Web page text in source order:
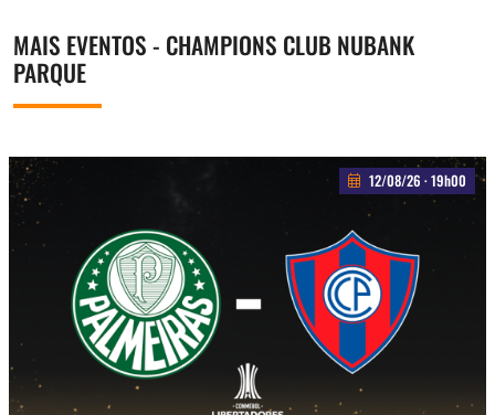
MAIS EVENTOS - CHAMPIONS CLUB NUBANK
PARQUE
12/08/26 · 19h00